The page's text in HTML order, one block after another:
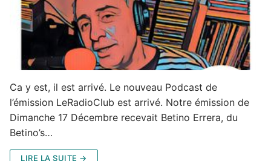
Ca y est, il est arrivé. Le nouveau Podcast de
l’émission LeRadioClub est arrivé. Notre émission de
Dimanche 17 Décembre recevait Betino Errera, du
Betino’s…
LIRE LA SUITE →